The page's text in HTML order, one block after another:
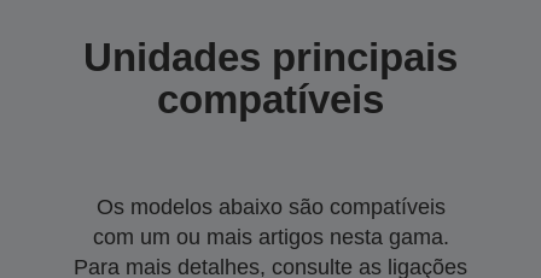
Unidades principais
compatíveis
Os modelos abaixo são compatíveis
com um ou mais artigos nesta gama.
Para mais detalhes, consulte as ligações